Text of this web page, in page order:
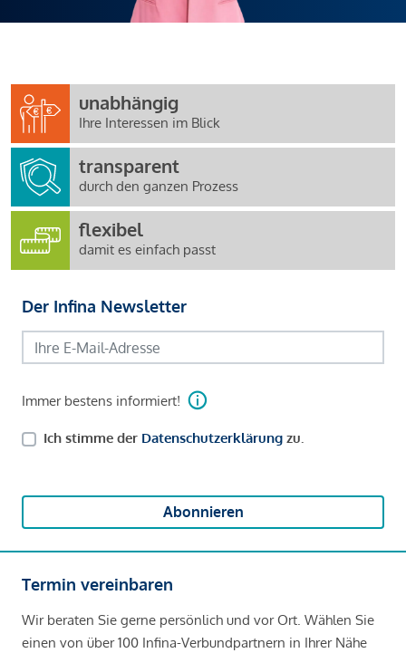
unabhängig
Ihre Interessen im Blick
transparent
durch den ganzen Prozess
flexibel
damit es einfach passt
Der Infina Newsletter
Immer bestens informiert!
Ich stimme der Datenschutzerklärung zu.
Abonnieren
Termin vereinbaren
Wir beraten Sie gerne persönlich und vor Ort. Wählen Sie
einen von über 100 Infina-Verbundpartnern in Ihrer Nähe